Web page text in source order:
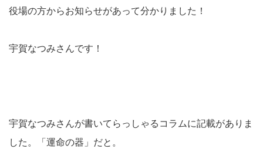
役場の方からお知らせがあって分かりました！
宇賀なつみさんです！
宇賀なつみさんが書いてらっしゃるコラムに記載がありま
した。「運命の器」だと。